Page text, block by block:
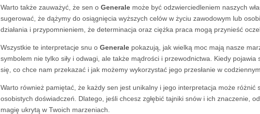
Warto także zauważyć, że sen o Generalemoże być odzwierciedleniem naszych
sugerować, że dążymy do osiągnięcia wyższych celów w życiu zawodowym lub
działania i przypomnieniem, że determinacja oraz ciężka praca mogą przynieść
Wszystkie te interpretacje snu o Generalepokazują, jak wielką moc mają nasze
symbolem nie tylko siły i odwagi, ale także mądrości i przewodnictwa. Kiedy
się, co chce nam przekazać i jak możemy wykorzystać jego przesłanie w
Warto również pamiętać, że każdy sen jest unikalny i jego interpretacja może różnić
osobistych doświadczeń. Dlatego, jeśli chcesz zgłębić tajniki snów i ich znaczenie,
magię ukrytą w Twoich marzeniach.